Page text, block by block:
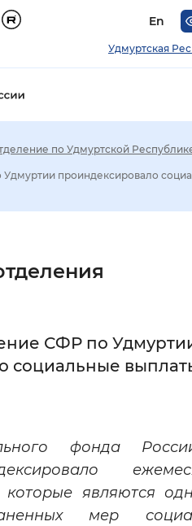
En
Удмуртская
Увеличенный
С засечками
Цвет сайта
Инверсивный
по Удмуртской
проиндексировало
СФР по
социальные
фонда
являются
мер